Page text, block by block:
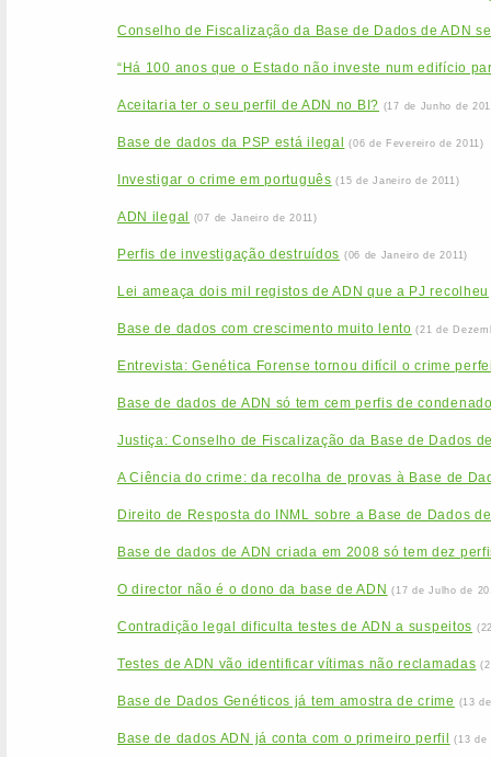
Conselho de Fiscalização da Base de Dados de ADN
“Há 100 anos que o Estado não investe num edifício
Aceitaria ter o seu perfil de ADN no BI? (17 de Junho de
Base de dados da PSP está ilegal (06 de Fevereiro de 2011)
Investigar o crime em português (15 de Janeiro de 2011)
ADN ilegal (07 de Janeiro de 2011)
Perfis de investigação destruídos (06 de Janeiro de 2011)
Lei ameaça dois mil registos de ADN que a PJ recolheu
Base de dados com crescimento muito lento (21 de
Entrevista: Genética Forense tornou difícil o crime
Base de dados de ADN só tem cem perfis de
Justiça: Conselho de Fiscalização da Base de Dados
A Ciência do crime: da recolha de provas à Base de
Direito de Resposta do INML sobre a Base de Dados
Base de dados de ADN criada em 2008 só tem dez
O director não é o dono da base de ADN (17 de Julho de
Contradição legal dificulta testes de ADN a suspeitos
Testes de ADN vão identificar vítimas não reclamadas
Base de Dados Genéticos já tem amostra de crime (13
Base de dados ADN já conta com o primeiro perfil (13 de